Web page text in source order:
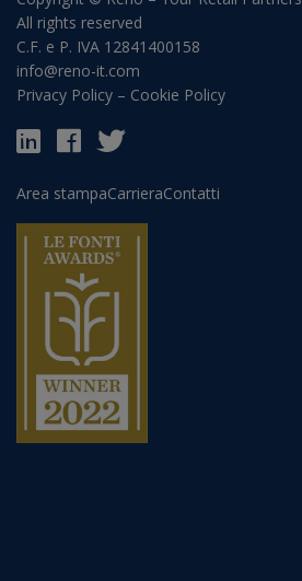
All rights reserved
C.F. e P. IVA 12841400158
info@reno-it.com
Privacy Policy – Cookie Policy
Area stampaCarrieraContatti